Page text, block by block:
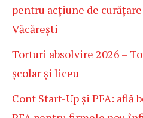
pentru acțiune de
Văcărești
Torturi absolvire 2026 –
școlar și liceu
Cont Start-Up și PFA: află